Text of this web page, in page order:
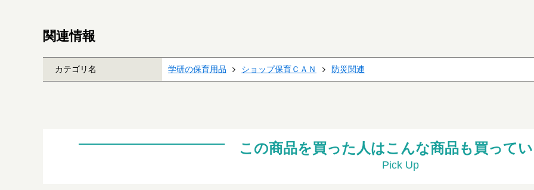
関連情報
カテゴリ名 学研の保育用品 ショップ保育ＣＡＮ 防災関連
この商品を買った人はこんな商品も買って
Pick Up